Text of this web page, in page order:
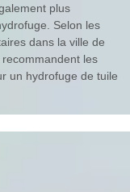
plus
Selon les
dans la ville de
les
un hydrofuge de tuile